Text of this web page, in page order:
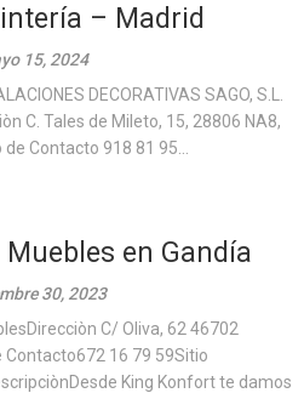
– Madrid
15, 2024
DECORATIVAS SAGO, S.L.
C. Tales de Mileto, 15, 28806 NA8,
Contacto 918 81 95...
en Gandía
30, 2023
C/ Oliva, 62 46702
Contacto672 16 79 59Sitio
King Konfort te damos